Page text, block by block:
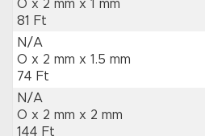
O x 2 mm x 1 mm
81 Ft
N/A
O x 2 mm x 1.5 mm
74 Ft
N/A
O x 2 mm x 2 mm
144 Ft